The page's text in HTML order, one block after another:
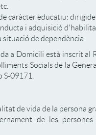
caràcter educatiu:
i adquisició
situació de dependència
a Domicili està inscrit al
Socials de la
09171.
de vida de la persona
de les